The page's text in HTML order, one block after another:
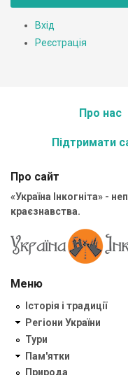
Вхід
Реєстрація
Про нас
Підтримати
Про сайт
«Україна Інкогніта» -
краєзнавства.
Меню
Історія і традиції
Регіони України
Тури
Пам'ятки
Природа